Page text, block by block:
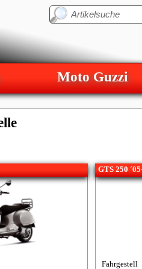
Moto Guzzi
GTS 250
Fahrgestell